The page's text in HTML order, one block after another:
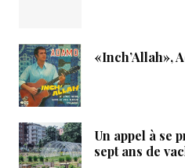
«Inch’Allah»,
Un appel à se
sept ans de